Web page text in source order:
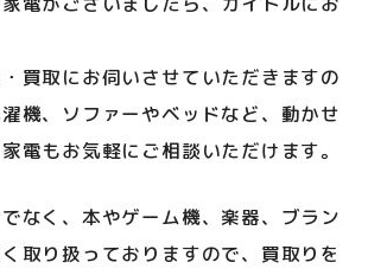
買取にお伺いさせていただきますの
機、ソファーやベッドなど、動かせ
電もお気軽にご相談いただけます。
なく、本やゲーム機、楽器、ブラン
取り扱っておりますので、買取りを